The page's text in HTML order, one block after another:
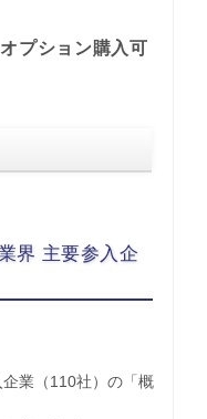
プション購入可
界 主要参入企
業（110社）の「概